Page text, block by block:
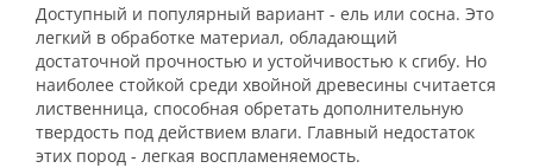
Доступный и популярный вариант - ель или сосна. Это
легкий в обработке материал, обладающий
достаточной прочностью и устойчивостью к сгибу. Но
наиболее стойкой среди хвойной древесины считается
лиственница, способная обретать дополнительную
твердость под действием влаги. Главный недостаток
этих пород - легкая воспламеняемость.